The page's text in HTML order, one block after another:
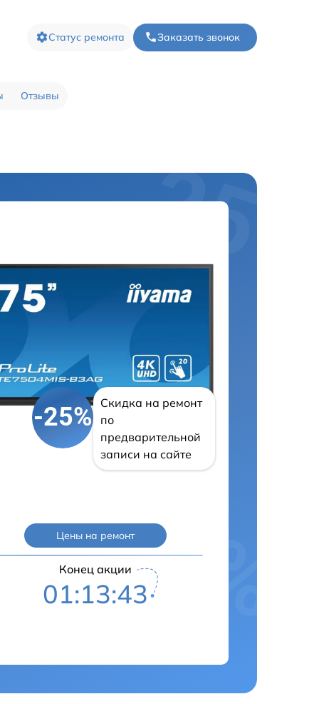
Статус ремонта Заказать звонок
Отзывы
-25%
Скидка на ремонт
по
предварительной
записи на сайте
Цены на ремонт
Конец акции
01:13:42